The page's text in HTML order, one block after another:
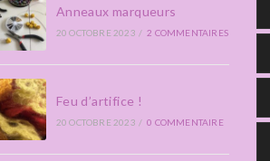
Anneaux marqueurs
20 OCTOBRE 2023 / 2 COMMENTAIRES
Feu d’artifice !
20 OCTOBRE 2023 / 0 COMMENTAIRE